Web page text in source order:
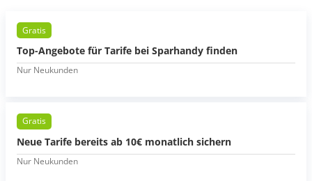
Gratis
Top-Angebote für Tarife bei Sparhandy finden
Nur Neukunden
Gratis
Neue Tarife bereits ab 10€ monatlich sichern
Nur Neukunden